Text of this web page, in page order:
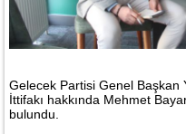
Gelecek Partisi Genel Başkan
İttifakı hakkında Mehmet
bulundu.